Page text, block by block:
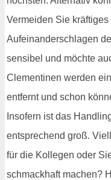
Vermeiden Sie
Aufeinanderschlagen
sensibel und möchte
Clementinen werden
entfernt und schon
Insofern ist das
entsprechend groß.
für die Kollegen oder
schmackhaft machen?